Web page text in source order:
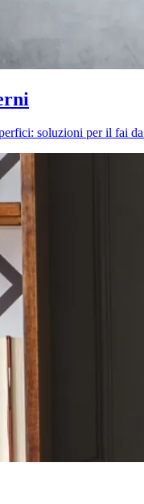
soluzioni per il fai